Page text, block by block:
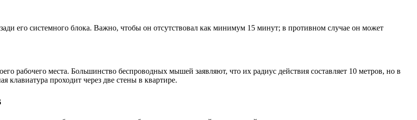
его системного блока. Важно, чтобы он отсутствовал как минимум 15 минут; в противном случае он может
рабочего места. Большинство беспроводных мышей заявляют, что их радиус действия составляет 10 метров, но в
клавиатура проходит через две стены в квартире.